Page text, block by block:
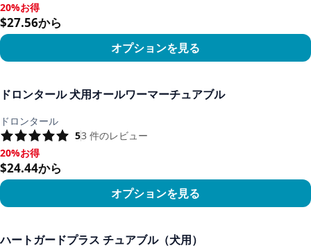
20%お得, $27.56から
20%お得
$27.56から
オプションを見る
ドロンタール 犬用オールワーマーチュアブル
ドロンタール
53 件のレビュー
20%お得, $24.44から
20%お得
$24.44から
オプションを見る
ハートガードプラス チュアブル（犬用）